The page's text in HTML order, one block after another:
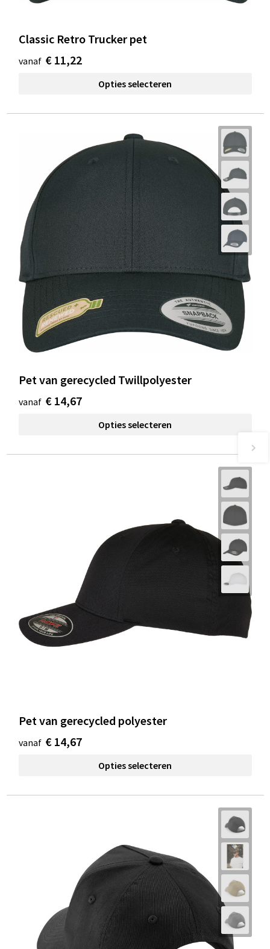
Classic Retro Trucker pet
vanaf € 11,22
Opties selecteren
Pet van gerecycled Twillpolyester
vanaf € 14,67
Opties selecteren
Pet van gerecycled polyester
vanaf € 14,67
Opties selecteren